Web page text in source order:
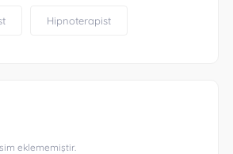
Hipnoterapist
eklememiştir.